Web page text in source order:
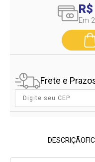
Em 2
Frete e
DESCRIÇÃO